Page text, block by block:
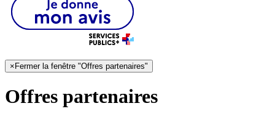
× Fermer la fenêtre "Offres partenaires"
Offres partenaires